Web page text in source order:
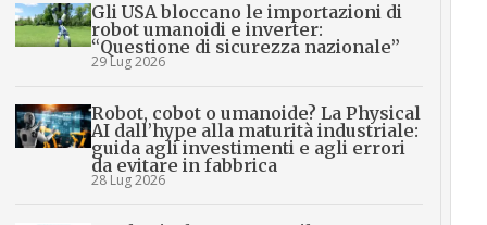
Gli USA bloccano le importazioni di
robot umanoidi e inverter:
“Questione di sicurezza nazionale”
29 Lug 2026
Robot, cobot o umanoide? La Physical
AI dall’hype alla maturità industriale:
guida agli investimenti e agli errori
da evitare in fabbrica
28 Lug 2026